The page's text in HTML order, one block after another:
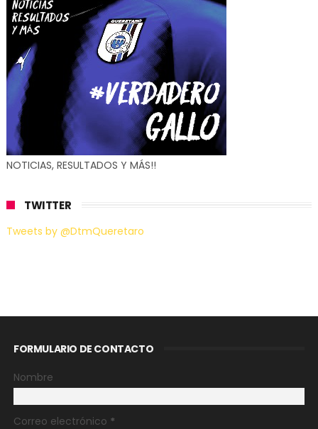
NOTICIAS, RESULTADOS Y MÁS!!
TWITTER
Tweets by @DtmQueretaro
FORMULARIO DE CONTACTO
Nombre
Correo electrónico *